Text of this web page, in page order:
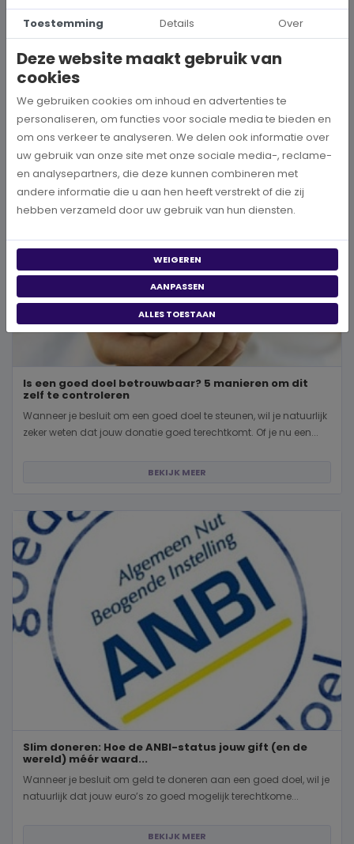
Hoe kies je een goed doel dat écht bij je past?
Wanneer je besluit om een steentje bij te dragen aan een betere
wereld, neem je een prachtig besluit. Jouw donatie kan het ve...
BEKIJK MEER
Is een goed doel betrouwbaar? 5 manieren om dit
zelf te controleren
Wanneer je besluit om een goed doel te steunen, wil je natuurlijk
zeker weten dat jouw donatie goed terechtkomt. Of je nu een...
BEKIJK MEER
Slim doneren: Hoe de ANBI-status jouw gift (en de
wereld) méér waard...
Wanneer je besluit om geld te doneren aan een goed doel, wil je
natuurlijk dat jouw euro’s zo goed mogelijk terechtkome...
BEKIJK MEER
Toestemming Details Over
Deze website maakt gebruik van
cookies
We gebruiken cookies om inhoud en advertenties te
personaliseren, om functies voor sociale media te bieden en
om ons verkeer te analyseren. We delen ook informatie over
uw gebruik van onze site met onze sociale media-, reclame-
en analysepartners, die deze kunnen combineren met
andere informatie die u aan hen heeft verstrekt of die zij
hebben verzameld door uw gebruik van hun diensten.
WEIGEREN
AANPASSEN
ALLES TOESTAAN